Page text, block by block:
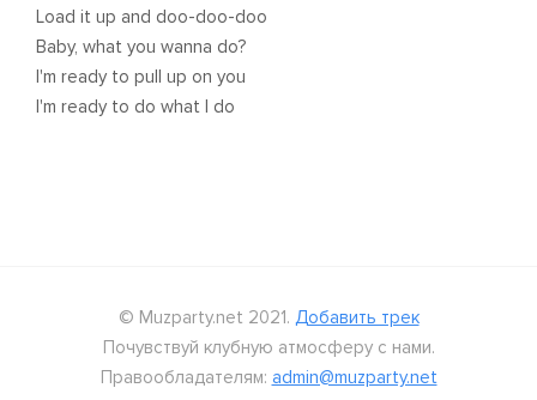
Load it up and doo-doo-doo
Baby, what you wanna do?
I'm ready to pull up on you
I'm ready to do what I do
© Muzparty.net 2021. Добавить трек
Почувствуй клубную атмосферу с нами.
Правообладателям: admin@muzparty.net